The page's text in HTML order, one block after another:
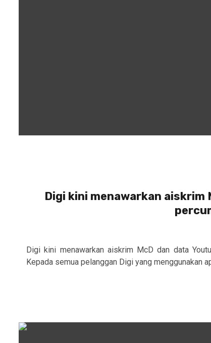
Digi kini menawarkan aiskrim
Digi kini menawarkan aiskrim McD dan data
Kepada semua pelanggan Digi yang menggunakan